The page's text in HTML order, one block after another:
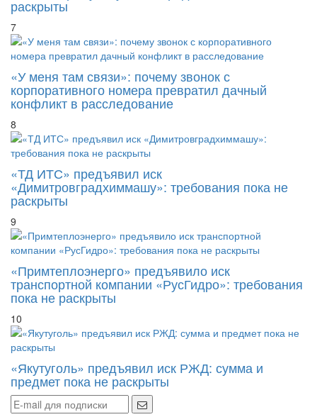
раскрыты
7
«У меня там связи»: почему звонок с
корпоративного номера превратил дачный
конфликт в расследование
8
«ТД ИТС» предъявил иск
«Димитровградхиммашу»: требования пока не
раскрыты
9
«Примтеплоэнерго» предъявило иск
транспортной компании «РусГидро»: требования
пока не раскрыты
10
«Якутуголь» предъявил иск РЖД: сумма и
предмет пока не раскрыты